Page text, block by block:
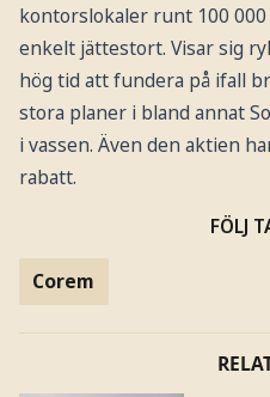
kontorslokaler runt 100
enkelt jättestort. Visar sig
hög tid att fundera på ifall
stora planer i bland annat
i vassen. Även den aktien
rabatt.
FÖLJ
Corem